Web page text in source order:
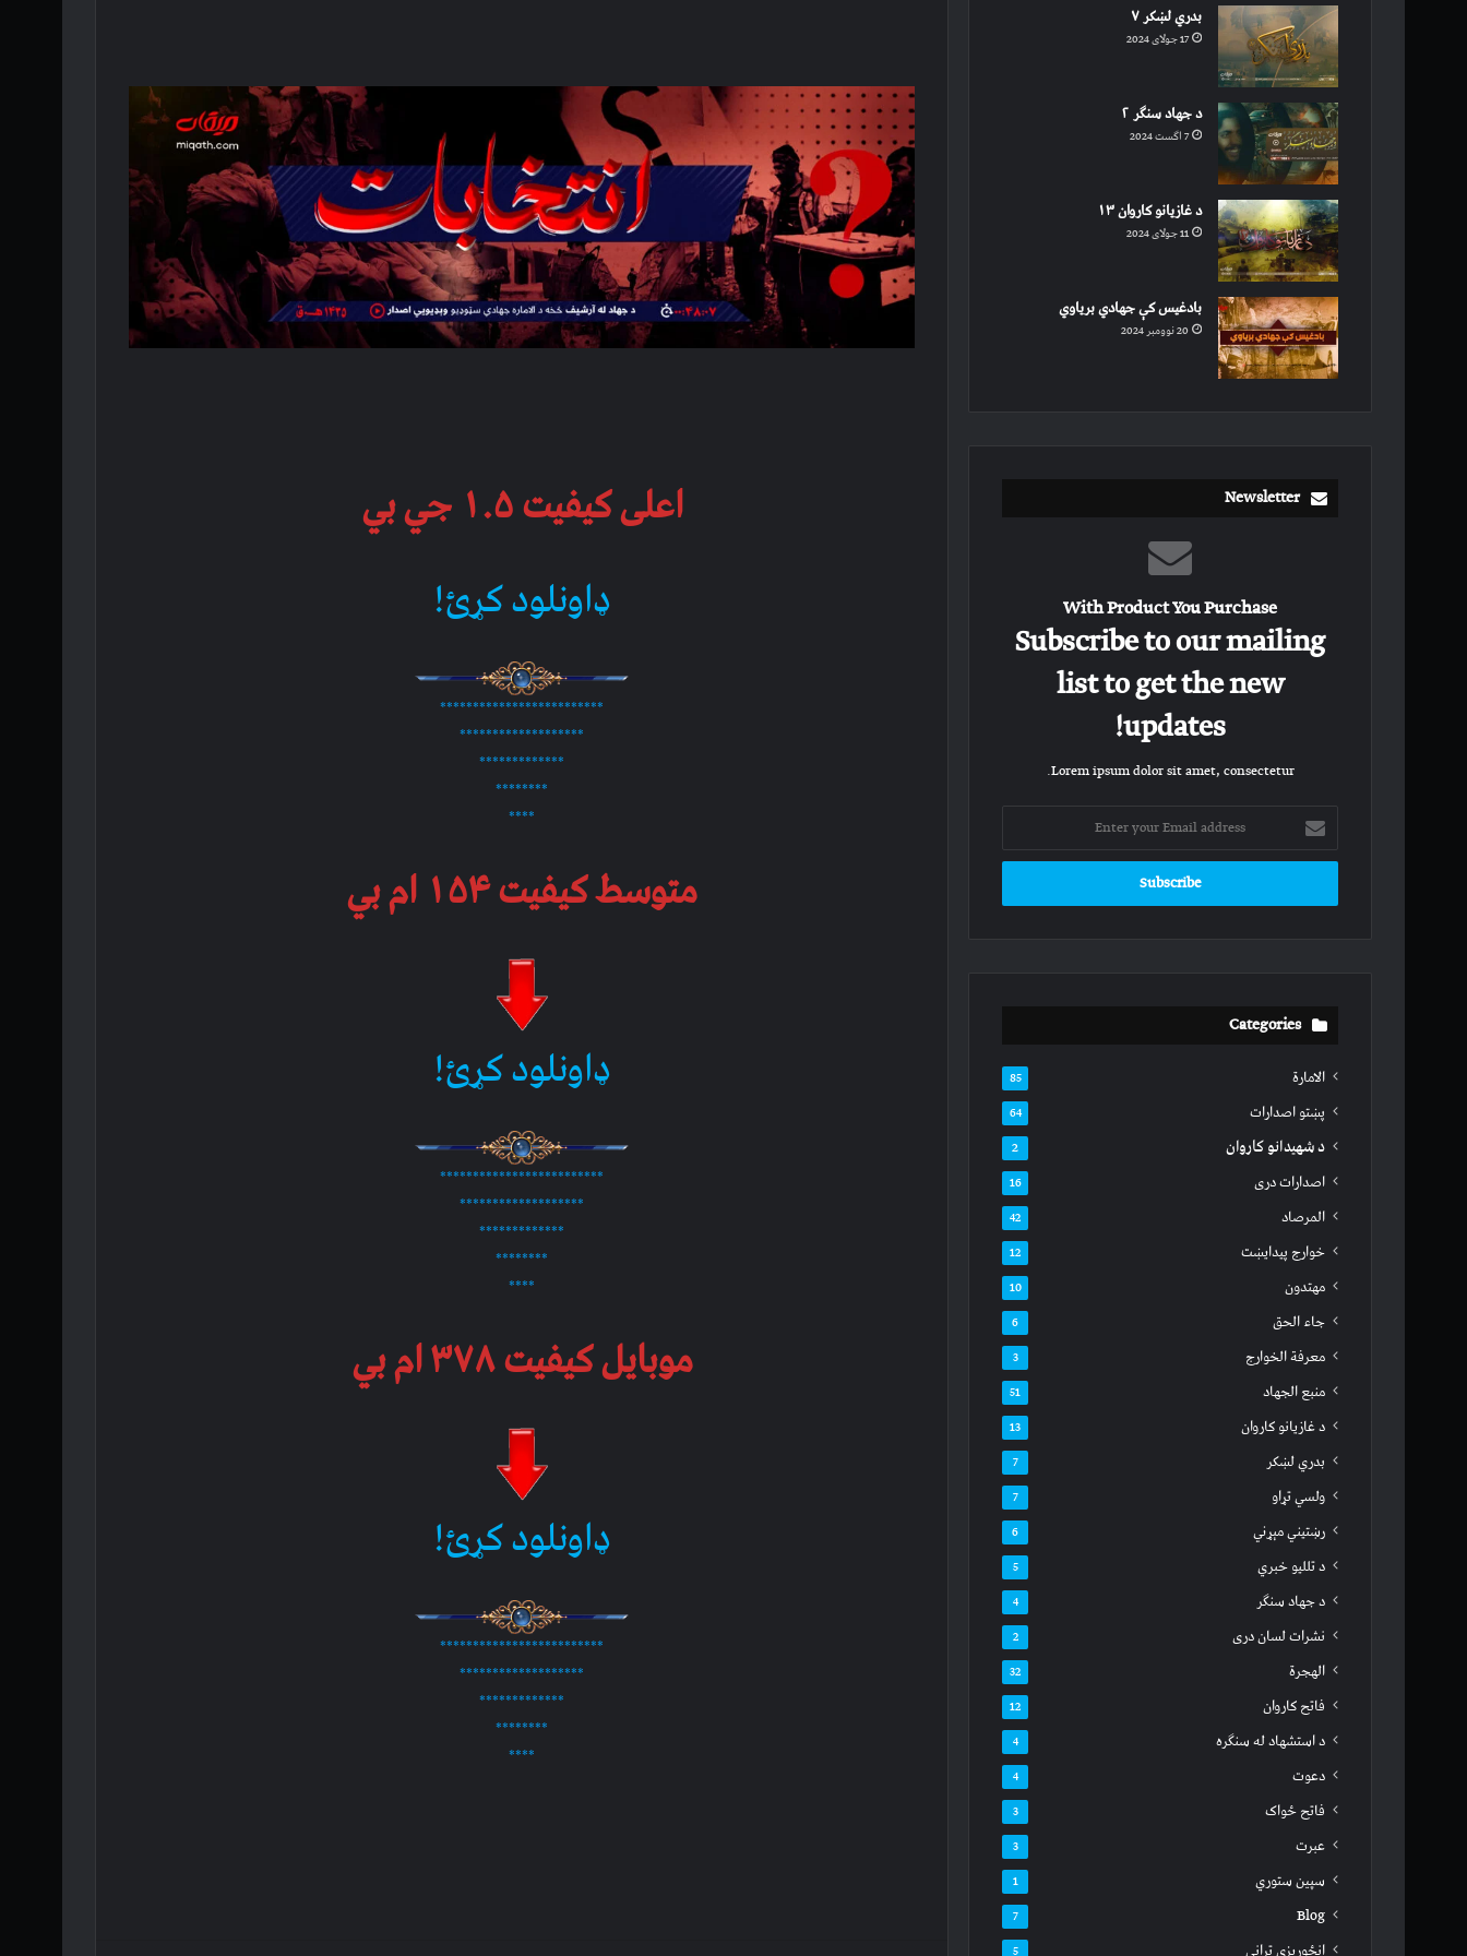
اعلی کیفیت ۱.۵ جي بي
ډاونلود کړئ!
*************************
*******************
*************
********
****
متوسط کیفیت ۱۵۴ ام بي
ډاونلود کړئ!
*************************
*******************
*************
********
****
موبایل کیفیت ۳۷۸ ام بي
ډاونلود کړئ!
*************************
*******************
*************
********
****
بدري لښکر ۷
17 جولای 2024
د جهاد سنګر ۲
7 اگست 2024
د غازیانو کاروان ۱۳
11 جولای 2024
بادغیس کې جهادي بریاوي
20 نوومبر 2024
Newsletter
With Product You Purchase
Subscribe to our mailing
list to get the new
updates!
Lorem ipsum dolor sit amet, consectetur.
Enter
your
Email
Categories
الامارة 85
پښتو اصدارات 64
د شهیدانو کاروان 2
اصدارات دری 16
المرصاد 42
خوارج پیدایښت 12
مهتدون 10
جاء الحق 6
معرفة الخوارج 3
منبع الجهاد 51
د غازیانو کاروان 13
بدري لښکر 7
ولسي تړاو 7
رښتیني مېړني 6
د تللیو خبري 5
د جهاد سنګر 4
نشرات لسان دری 2
الهجرة 32
فاتح کاروان 12
د استشهاد له سنګره 4
دعوت 4
فاتح ځواک 3
عبرت 3
سپين ستوري 1
Blog
7
انځوریزي ترانې 5